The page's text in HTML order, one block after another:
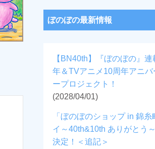
ぼのぼの最新情報
【BN40th】『ぼのぼの』連
年＆TVアニメ10周年アニバ
ープロジェクト！
(2028/04/01)
「ぼのぼのショップ in 錦糸
イ～40th&10th ありがとう
決定！＜追記＞